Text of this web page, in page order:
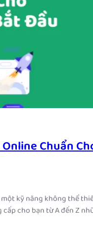
Chuẩn
kỹ năng không thể
cho bạn từ A đến Z